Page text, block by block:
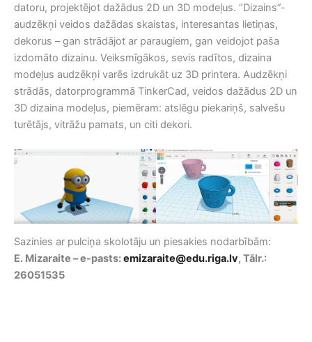
datoru, projektējot dažādus 2D un 3D modeļus. “Dizains”-
audzēkņi veidos dažādas skaistas, interesantas lietiņas,
dekorus – gan strādājot ar paraugiem, gan veidojot paša
izdomāto dizainu. Veiksmīgākos, sevis radītos, dizaina
modeļus audzēkņi varēs izdrukāt uz 3D printera. Audzēkņi
strādās, datorprogrammā TinkerCad, veidos dažādus 2D un
3D dizaina modeļus, piemēram: atslēgu piekariņš, salvešu
turētājs, vitrāžu pamats, un citi dekori.
Sazinies ar pulciņa skolotāju un piesakies nodarbībām:
E. Mizaraite – e-pasts:emizaraite@edu.riga.lv, Tālr.:
26051535